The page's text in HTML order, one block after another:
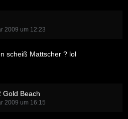
2009 um 12:23
scheiß Mattscher ? lol
Gold Beach
2009 um 16:15